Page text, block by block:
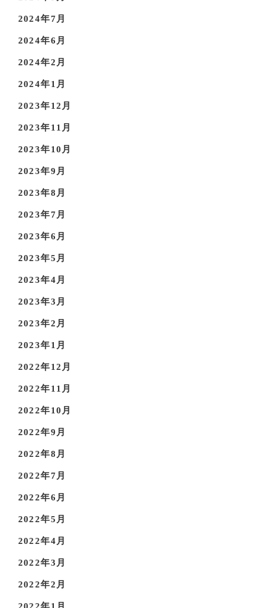
2024年7月
2024年6月
2024年2月
2024年1月
2023年12月
2023年11月
2023年10月
2023年9月
2023年8月
2023年7月
2023年6月
2023年5月
2023年4月
2023年3月
2023年2月
2023年1月
2022年12月
2022年11月
2022年10月
2022年9月
2022年8月
2022年7月
2022年6月
2022年5月
2022年4月
2022年3月
2022年2月
2022年1月